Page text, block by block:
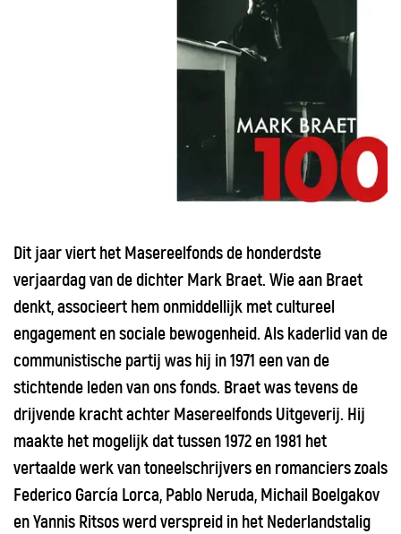
Dit jaar viert het Masereelfonds de honderdste
verjaardag van de dichter Mark Braet. Wie aan Braet
denkt, associeert hem onmiddellijk met cultureel
engagement en sociale bewogenheid. Als kaderlid van de
communistische partij was hij in 1971 een van de
stichtende leden van ons fonds. Braet was tevens de
drijvende kracht achter Masereelfonds Uitgeverij. Hij
maakte het mogelijk dat tussen 1972 en 1981 het
vertaalde werk van toneelschrijvers en romanciers zoals
Federico García Lorca, Pablo Neruda, Michail Boelgakov
en Yannis Ritsos werd verspreid in het Nederlandstalig